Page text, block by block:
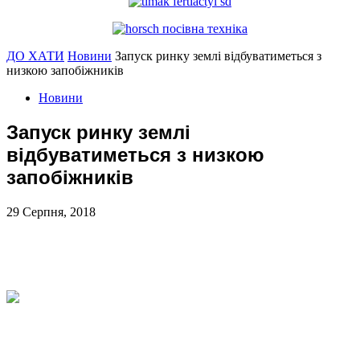
ДО ХАТИ Новини Запуск ринку землі відбуватиметься з
низкою запобіжників
Новини
Запуск ринку землі
відбуватиметься з низкою
запобіжників
29 Серпня, 2018